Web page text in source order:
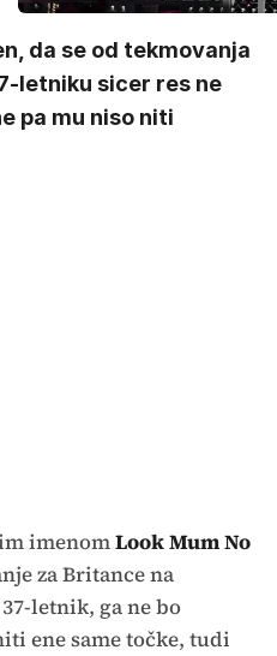
da se od tekmovanja
letniku sicer res ne
pa mu niso niti
imenomLook Mum No
za Britance na
letnik, ga ne bo
ene same točke, tudi